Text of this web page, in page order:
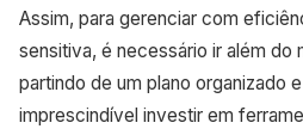
Assim, para gerenciar com
sensitiva, é necessário ir além do
partindo de um plano organizado
imprescindível investir em